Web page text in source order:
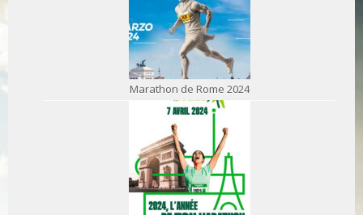
Marathon de Rome 2024